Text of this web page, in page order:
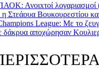
Ανοιxτοί
η Στεάουα Βουκουρεστίου
League: Με το
αποχώρησαν